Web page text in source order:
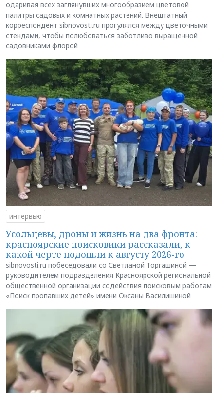
одаривая всех заглянувших многообразием цветовой
палитры садовых и комнатных растений. Внештатный
корреспондент sibnovosti.ru прогулялся между цветочными
стендами, чтобы полюбоваться заботливо выращенной
садовниками флорой
интервью
Усольцевы, дроны и жизнь на два фронта:
красноярские поисковики рассказали, к
какой черте подошли к августу 2026-го
sibnovosti.ru побеседовали со Светланой Торгашиной —
руководителем подразделения Красноярской региональной
общественной организации содействия поисковым работам
«Поиск пропавших детей» имени Оксаны Василишиной